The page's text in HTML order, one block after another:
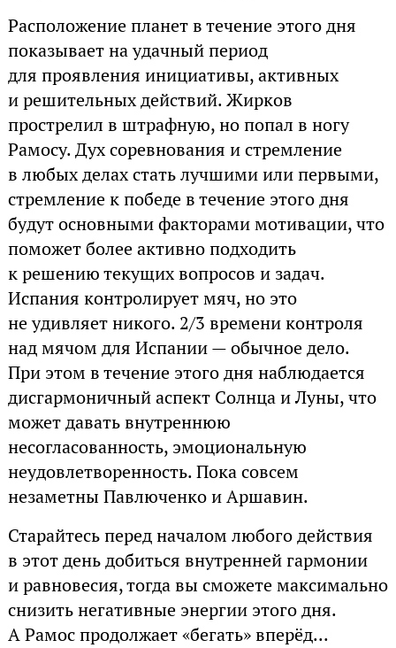
Расположение планет в течение этого дня
показывает на удачный период
для проявления инициативы, активных
и решительных действий. Жирков
прострелил в штрафную, но попал в ногу
Рамосу. Дух соревнования и стремление
в любых делах стать лучшими или первыми,
стремление к победе в течение этого дня
будут основными факторами мотивации, что
поможет более активно подходить
к решению текущих вопросов и задач.
Испания контролирует мяч, но это
не удивляет никого. 2/3 времени контроля
над мячом для Испании — обычное дело.
При этом в течение этого дня наблюдается
дисгармоничный аспект Солнца и Луны, что
может давать внутреннюю
несогласованность, эмоциональную
неудовлетворенность. Пока совсем
незаметны Павлюченко и Аршавин.
Старайтесь перед началом любого действия
в этот день добиться внутренней гармонии
и равновесия, тогда вы сможете максимально
снизить негативные энергии этого дня.
А Рамос продолжает «бегать» вперёд...